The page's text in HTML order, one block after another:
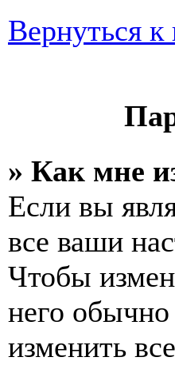
Вернуться к
» Как мне
Если вы
все ваши
Чтобы
него
изменить